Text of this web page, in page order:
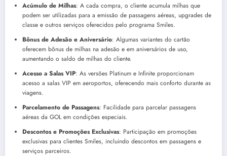
Acúmulo de Milhas: A cada compra, o cliente acumula milhas que
podem ser utilizadas para a emissão de passagens aéreas, upgrades de
classe e outros serviços oferecidos pelo programa Smiles.
Bônus de Adesão e Aniversário: Algumas variantes do cartão
oferecem bônus de milhas na adesão e em aniversários de uso,
aumentando o saldo de milhas do cliente.
Acesso a Salas VIP: As versões Platinum e Infinite proporcionam
acesso a salas VIP em aeroportos, oferecendo mais conforto durante as
viagens.
Parcelamento de Passagens: Facilidade para parcelar passagens
aéreas da GOL em condições especiais.
Descontos e Promoções Exclusivas: Participação em promoções
exclusivas para clientes Smiles, incluindo descontos em passagens e
serviços parceiros.